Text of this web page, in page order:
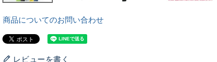
商品についてのお問い合わせ
レビューを書く